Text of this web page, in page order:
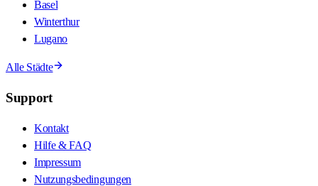
Basel
Winterthur
Lugano
Alle Städte
Support
Kontakt
Hilfe & FAQ
Impressum
Nutzungsbedingungen